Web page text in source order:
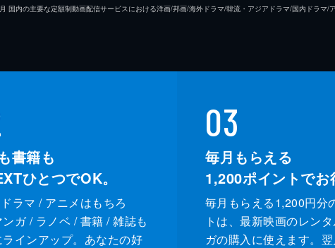
国内の主要な定額制動画配信サービスにおける洋画/邦画/海外ドラマ/韓流・アジアドラマ/国内ドラマ/
書籍も
ひとつでOK。
ラマ / アニメはもちろ
ガ / ラノベ / 書籍 / 雑誌も
ラインアップ。あなたの好
03
毎月もらえる
1,200ポイントでお
毎月もらえる1,200円分
トは、最新映画のレン
ガの購入に使えます。